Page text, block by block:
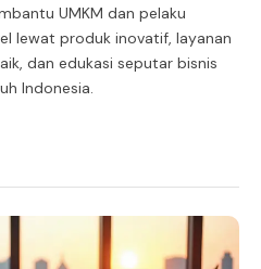
UMKM dan pelaku
lewat produk inovatif, layanan
dan edukasi seputar bisnis
Indonesia.